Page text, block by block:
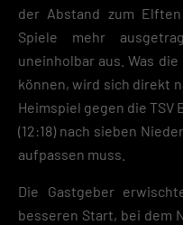
der Abstand zum Elften
Spiele mehr
uneinholbar aus. Was
können, wird sich direkt
Heimspiel gegen die TSV
(12:18) nach sieben
aufpassen muss.
Die Gastgeber
besseren Start, bei dem